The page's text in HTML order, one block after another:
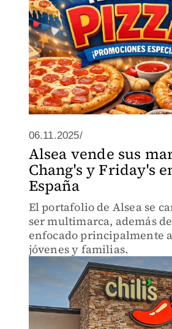
06.11.2025/
Alsea vende sus
Chang's y Friday's
España
El portafolio de Alsea se
ser multimarca, además
enfocado principalmente
jóvenes y familias.